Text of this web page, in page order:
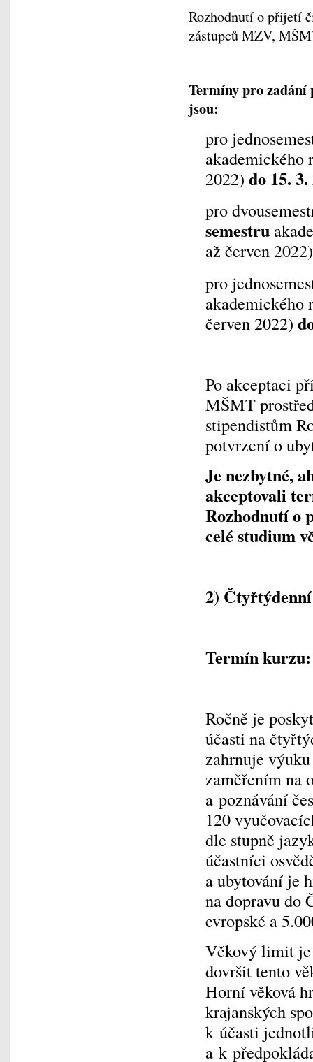
Rozhodnutí o přijetí
zástupců MZV,
Termíny pro zadání
jsou:
pro
akademického
2022) do 15. 3.
pro
semestru
až červen
pro
akademického
červen 2022)
Po akceptaci
MŠMT
stipendistům
potvrzení o
Je nezbytné,
akceptovali
Rozhodnutí o
celé studium
2)
Termín kurzu:
Ročně je
účasti na
zahrnuje
zaměřením na
a poznávání
120
dle stupně
účastníci
a ubytování je
na dopravu do
evropské a
Věkový limit je
dovršit tento
Horní věková
krajanských
k účasti
a k